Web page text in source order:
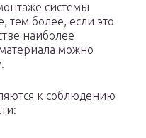
системы
тем более, если это
наиболее
можно
к соблюдению